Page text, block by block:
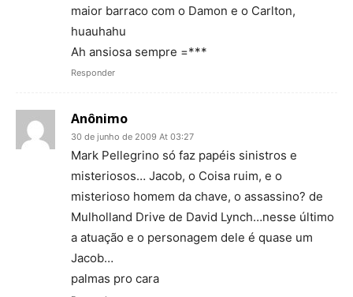
maior barraco com o Damon e o Carlton,
huauhahu
Ah ansiosa sempre =***
Responder
Anônimo
30 de junho de 2009 At 03:27
Mark Pellegrino só faz papéis sinistros e
misteriosos… Jacob, o Coisa ruim, e o
misterioso homem da chave, o assassino? de
Mulholland Drive de David Lynch…nesse último
a atuação e o personagem dele é quase um
Jacob…
palmas pro cara